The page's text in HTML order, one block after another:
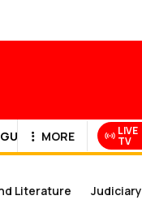
GULF NEWS
MORE LIVE
TV
Literature Judiciary